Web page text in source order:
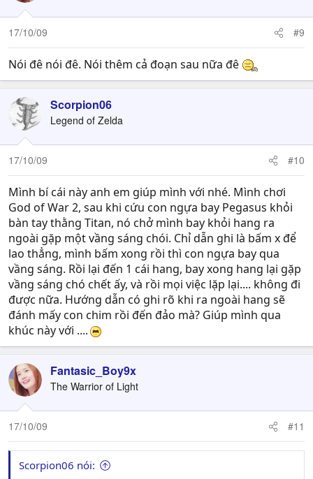
17/10/09 #9
Nói đê nói đê. Nói thêm cả đoạn sau nữa đê
Scorpion06
Legend of Zelda
17/10/09 #10
Mình bí cái này anh em giúp mình với nhé. Mình chơi
God of War 2, sau khi cứu con ngựa bay Pegasus khỏi
bàn tay thằng Titan, nó chở mình bay khỏi hang ra
ngoài gặp một vầng sáng chói. Chỉ dẫn ghi là bấm x để
lao thẳng, mình bấm xong rồi thì con ngựa bay qua
vầng sáng. Rồi lại đến 1 cái hang, bay xong hang lại gặp
vầng sáng chó chết ấy, và rồi mọi việc lặp lại.... không đi
được nữa. Hướng dẫn có ghi rõ khi ra ngoài hang sẽ
đánh mấy con chim rồi đến đảo mà? Giúp mình qua
khúc này với ....
Fantasic_Boy9x
The Warrior of Light
17/10/09 #11
Scorpion06 nói: